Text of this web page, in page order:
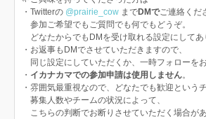
・Twitterの @prairie_cow までDMでご連絡くだ
参加ご希望でもご質問でも何でもどうぞ。
どなたからでもDMを受け取れる設定にしてあ
・お返事もDMでさせていただきますので、
同じ設定にしていただくか、一時フォローをお
・ イカナカマでの参加申請は使用しません。
・雰囲気最重視なので、どなたでも歓迎という
募集人数やチームの状況によって、
こちらの判断でお断りさせていただく場合があ